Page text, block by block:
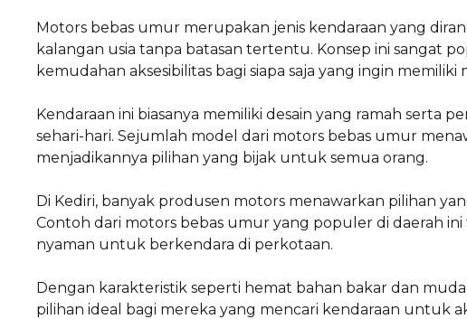
Motors bebas umur merupakan jenis kendaraan yang
kalangan usia tanpa batasan tertentu. Konsep ini sangat
kemudahan aksesibilitas bagi siapa saja yang ingin memiliki
Kendaraan ini biasanya memiliki desain yang ramah serta
sehari-hari. Sejumlah model dari motors bebas umur
menjadikannya pilihan yang bijak untuk semua orang.
Di Kediri, banyak produsen motors menawarkan pilihan
Contoh dari motors bebas umur yang populer di daerah
nyaman untuk berkendara di perkotaan.
Dengan karakteristik seperti hemat bahan bakar dan
pilihan ideal bagi mereka yang mencari kendaraan untuk